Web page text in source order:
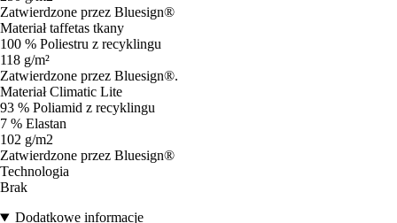
Zatwierdzone przez Bluesign®
Materiał taffetas tkany
100 % Poliestru z recyklingu
118 g/m²
Zatwierdzone przez Bluesign®.
Materiał Climatic Lite
93 % Poliamid z recyklingu
7 % Elastan
102 g/m2
Zatwierdzone przez Bluesign®
Technologia
Brak
Dodatkowe informacje